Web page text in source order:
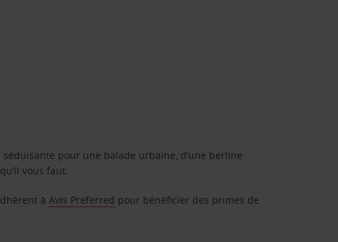
séduisante pour une balade urbaine, d’une berline
vous faut.
àAvis Preferred pour bénéficier des primes de